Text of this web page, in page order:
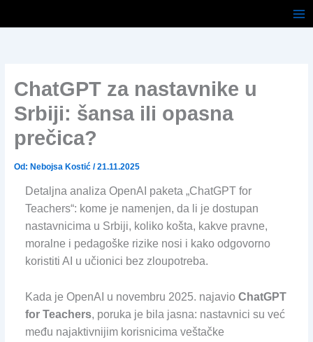
ChatGPT za nastavnike u
Srbiji: šansa ili opasna
prečica?
Od: Nebojsa Kostić /21.11.2025
Detaljna analiza OpenAI paketa „ChatGPT for
Teachers“: kome je namenjen, da li je dostupan
nastavnicima u Srbiji, koliko košta, kakve pravne,
moralne i pedagoške rizike nosi i kako odgovorno
koristiti AI u učionici bez zloupotreba.
Kada je OpenAI u novembru 2025. najavio ChatGPT
for Teachers, poruka je bila jasna: nastavnici su već
među najaktivnijim korisnicima veštačke